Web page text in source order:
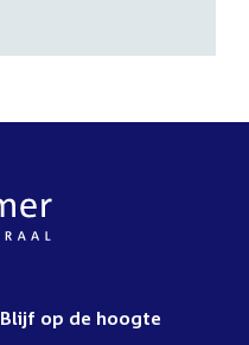
Blijf op de hoogte